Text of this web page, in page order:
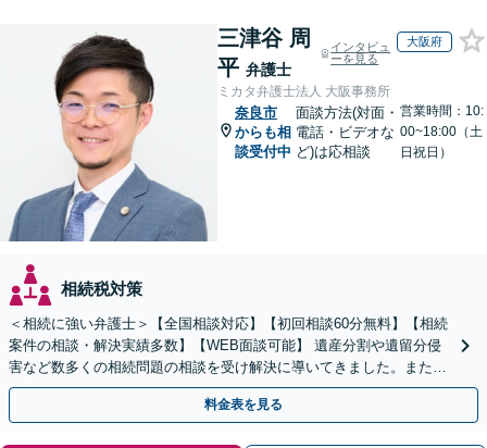
三津谷 周
平 弁護士
インタビュ
ーを見る
大阪府
ミカタ弁護士法人 大阪事務所
奈良市
からも相
談受付中
面談方法(対面・
電話・ビデオな
ど)は応相談
営業時間：10:
00~18:00（土
日祝日）
相続税対策
＜相続に強い弁護士＞【全国相談対応】【初回相談60分無料】【相続
案件の相談・解決実績多数】【WEB面談可能】 遺産分割や遺留分侵
害など数多くの相続問題の相談を受け解決に導いてきました。また、
過去に１００件超の遺言作成のお手伝いをしました。
料金表を見る